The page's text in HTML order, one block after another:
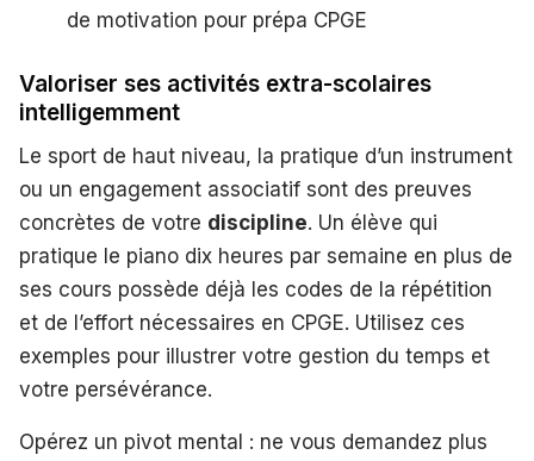
de motivation pour prépa CPGE
Valoriser ses activités extra-scolaires
intelligemment
Le sport de haut niveau, la pratique d’un instrument
ou un engagement associatif sont des preuves
concrètes de votre discipline. Un élève qui
pratique le piano dix heures par semaine en plus de
ses cours possède déjà les codes de la répétition
et de l’effort nécessaires en CPGE. Utilisez ces
exemples pour illustrer votre gestion du temps et
votre persévérance.
Opérez un pivot mental : ne vous demandez plus